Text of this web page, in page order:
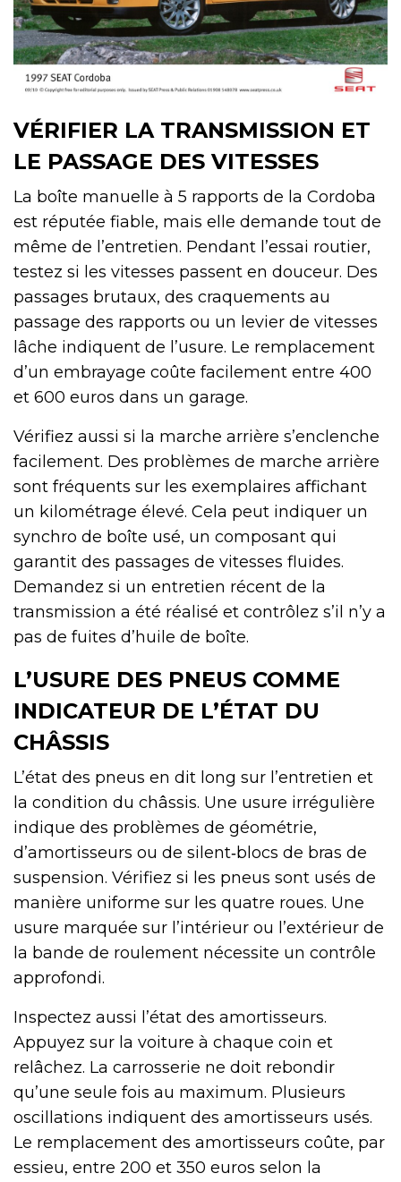
VÉRIFIER LA TRANSMISSION ET
LE PASSAGE DES VITESSES
La boîte manuelle à 5 rapports de la Cordoba
est réputée fiable, mais elle demande tout de
même de l’entretien. Pendant l’essai routier,
testez si les vitesses passent en douceur. Des
passages brutaux, des craquements au
passage des rapports ou un levier de vitesses
lâche indiquent de l’usure. Le remplacement
d’un embrayage coûte facilement entre 400
et 600 euros dans un garage.
Vérifiez aussi si la marche arrière s’enclenche
facilement. Des problèmes de marche arrière
sont fréquents sur les exemplaires affichant
un kilométrage élevé. Cela peut indiquer un
synchro de boîte usé, un composant qui
garantit des passages de vitesses fluides.
Demandez si un entretien récent de la
transmission a été réalisé et contrôlez s’il n’y a
pas de fuites d’huile de boîte.
L’USURE DES PNEUS COMME
INDICATEUR DE L’ÉTAT DU
CHÂSSIS
L’état des pneus en dit long sur l’entretien et
la condition du châssis. Une usure irrégulière
indique des problèmes de géométrie,
d’amortisseurs ou de silent‑blocs de bras de
suspension. Vérifiez si les pneus sont usés de
manière uniforme sur les quatre roues. Une
usure marquée sur l’intérieur ou l’extérieur de
la bande de roulement nécessite un contrôle
approfondi.
Inspectez aussi l’état des amortisseurs.
Appuyez sur la voiture à chaque coin et
relâchez. La carrosserie ne doit rebondir
qu’une seule fois au maximum. Plusieurs
oscillations indiquent des amortisseurs usés.
Le remplacement des amortisseurs coûte, par
essieu, entre 200 et 350 euros selon la